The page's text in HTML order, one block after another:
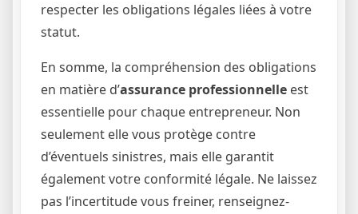
respecter les obligations légales liées à votre
statut.
En somme, la compréhension des obligations
en matière d’assurance professionnelle est
essentielle pour chaque entrepreneur. Non
seulement elle vous protège contre
d’éventuels sinistres, mais elle garantit
également votre conformité légale. Ne laissez
pas l’incertitude vous freiner, renseignez-